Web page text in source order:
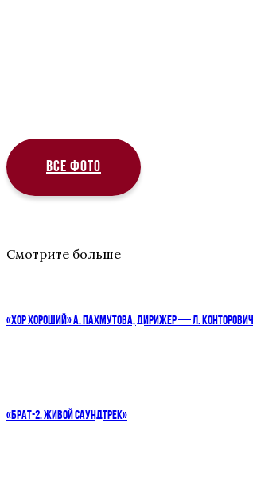
ВСЕ ФОТО
Смотрите больше
«ХОР ХОРОШИЙ» А. ПАХМУТОВА, ДИРИЖЕР — Л. КОНТОРОВИЧ
«БРАТ-2. ЖИВОЙ САУНДТРЕК»